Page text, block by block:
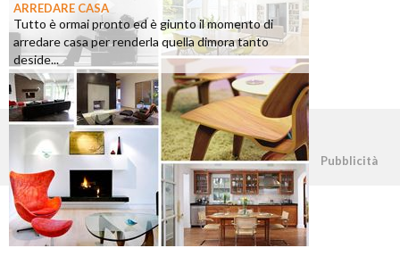
ARREDARE CASA
Tutto è ormai pronto ed è giunto il momento di
arredare casa per renderla quella dimora tanto
deside...
©2026 - casapratica.org - p.iva 03338800984 Pubblicità